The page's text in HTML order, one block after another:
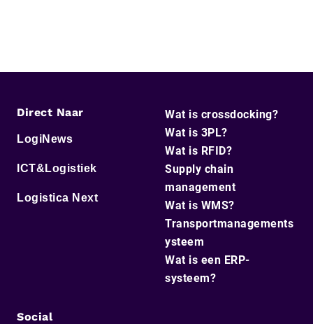
Direct Naar
LogiNews
ICT&Logistiek
Logistica Next
Wat is crossdocking?
Wat is 3PL?
Wat is RFID?
Supply chain
management
Wat is WMS?
Transportmanagements
ysteem
Wat is een ERP-
systeem?
Social